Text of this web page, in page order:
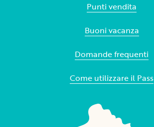
Punti vendita
Buoni vacanza
Domande frequenti
Come utilizzare il Pass